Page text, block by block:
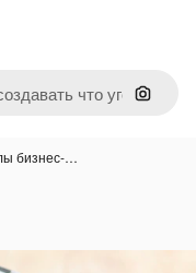
Поиск
бизнес-…